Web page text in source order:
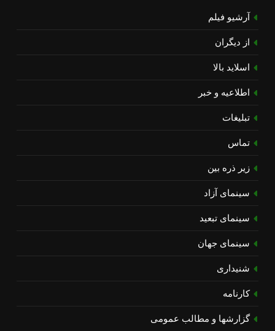
آرشیو فیلم
از دیگران
اسلاید بالا
اطلاعیه و خبر
تبلیغات
تماس
زیر ذره بین
سینمای آزاد
سینمای تبعید
سینمای جهان
شنیداری
کارنامه
گزارشها و مطالب عمومی